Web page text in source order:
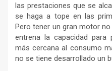
las prestaciones que se
se haga a tope en las
Pero tener un gran motor
entrena la capacidad para
más cercana al consumo
no se tiene desarrollado un